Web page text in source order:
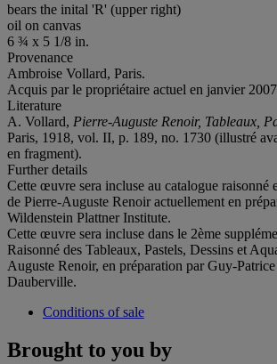
bears the inital 'R' (upper right)
oil on canvas
6 ¾ x 5 1/8 in.
Provenance
Ambroise Vollard, Paris.
Acquis par le propriétaire actuel en janvier
Literature
A. Vollard, Pierre-Auguste Renoir, Tableaux,
Paris, 1918, vol. II, p. 189, no. 1730 (illustré
en fragment).
Further details
Cette œuvre sera incluse au catalogue
de Pierre-Auguste Renoir actuellement en
Wildenstein Plattner Institute.
Cette œuvre sera incluse dans le 2ème
Raisonné des Tableaux, Pastels, Dessins et
Auguste Renoir, en préparation par Guy-
Dauberville.
Conditions of sale
Brought to you by